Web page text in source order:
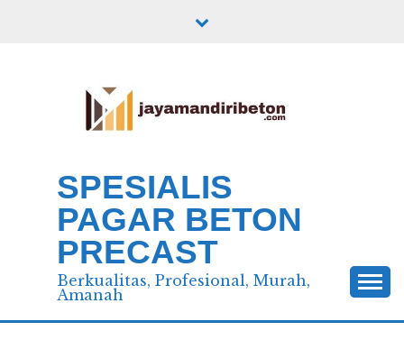
SPESIALIS
PAGAR BETON
PRECAST
Berkualitas, Profesional, Murah,
Amanah